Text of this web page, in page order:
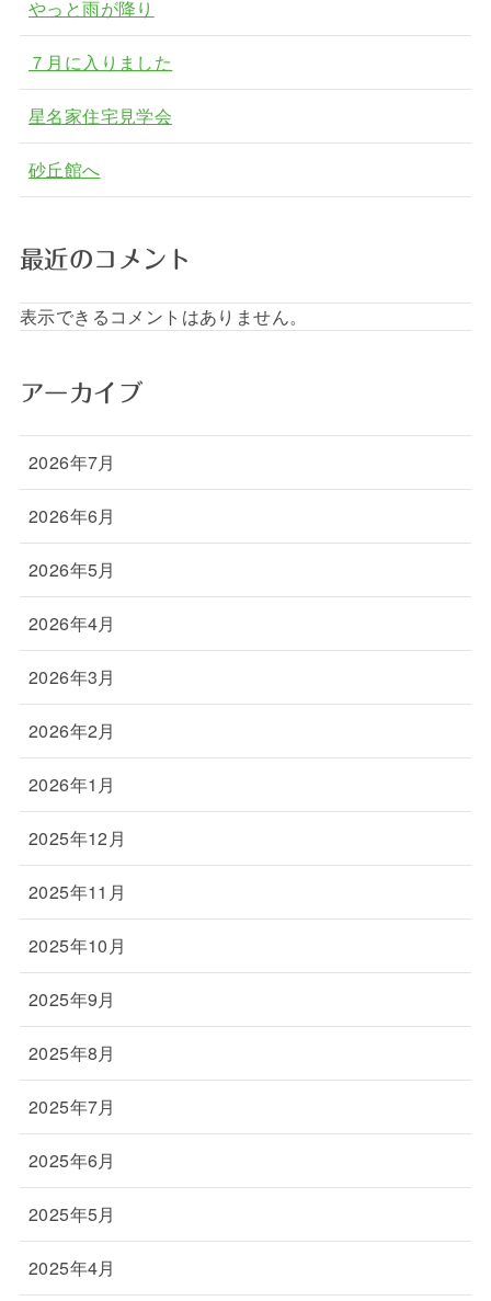
やっと雨が降り
７月に入りました
星名家住宅見学会
砂丘館へ
最近のコメント
表示できるコメントはありません。
アーカイブ
2026年7月
2026年6月
2026年5月
2026年4月
2026年3月
2026年2月
2026年1月
2025年12月
2025年11月
2025年10月
2025年9月
2025年8月
2025年7月
2025年6月
2025年5月
2025年4月